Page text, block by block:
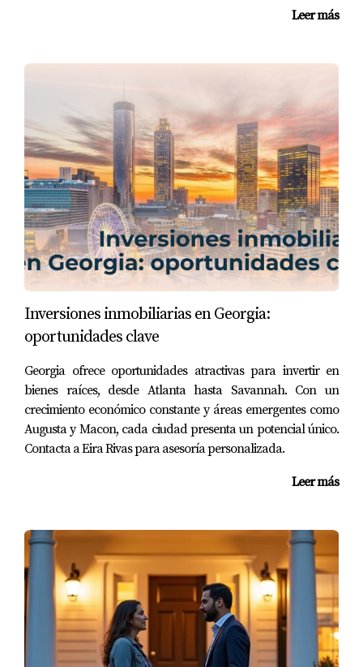
Leer más
Inversiones inmobiliarias en Georgia:
oportunidades clave
Georgia ofrece oportunidades atractivas para invertir en
bienes raíces, desde Atlanta hasta Savannah. Con un
crecimiento económico constante y áreas emergentes como
Augusta y Macon, cada ciudad presenta un potencial único.
Contacta a Eira Rivas para asesoría personalizada.
Leer más